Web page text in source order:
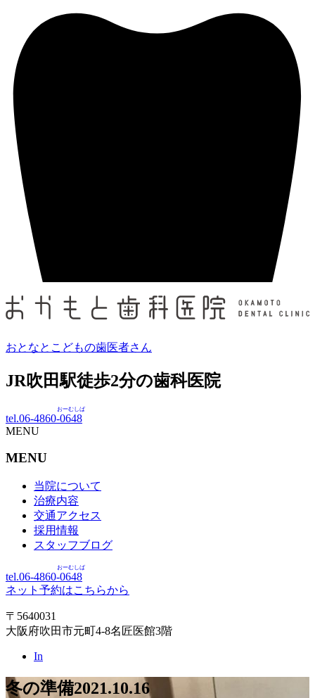
おとなとこどもの歯医者さん
JR吹田駅徒歩2分の歯科医院
tel.06-4860-0648
おーむしば
MENU
MENU
当院について
治療内容
交通アクセス
採用情報
スタッフブログ
tel.06-4860-0648
おーむしば
ネット予約はこちらから
〒5640031
大阪府吹田市元町4-8名匠医館3階
In
冬の準備2021.10.16